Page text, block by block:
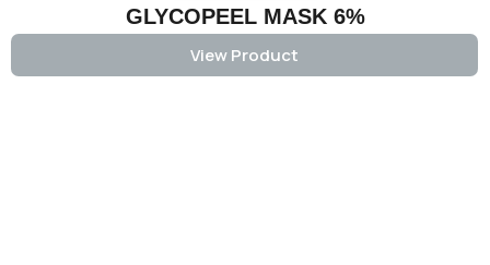
GLYCOPEEL MASK 6%
View Product